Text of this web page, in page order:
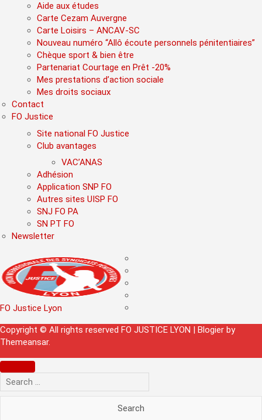
Aide aux études
Carte Cezam Auvergne
Carte Loisirs – ANCAV-SC
Nouveau numéro “Allô écoute personnels pénitentiaires”
Chèque sport & bien être
Partenariat Courtage en Prêt -20%
Mes prestations d’action sociale
Mes droits sociaux
Contact
FO Justice
Site national FO Justice
Club avantages
VAC’ANAS
Adhésion
Application SNP FO
Autres sites UISP FO
SNJ FO PA
SN PT FO
Newsletter
FO Justice Lyon
Copyright © All rights reserved FO JUSTICE LYON | Blogier by
Themeansar.
Search
for: